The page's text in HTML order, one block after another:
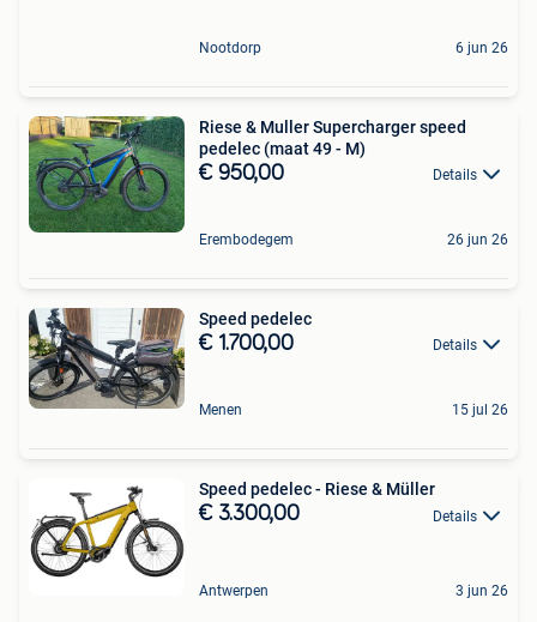
Nootdorp 6 jun 26
Riese & Muller Supercharger speed
pedelec (maat 49 - M)
€ 950,00 Details
Erembodegem 26 jun 26
Speed pedelec
€ 1.700,00 Details
Menen 15 jul 26
Speed pedelec - Riese & Müller
€ 3.300,00 Details
Antwerpen 3 jun 26